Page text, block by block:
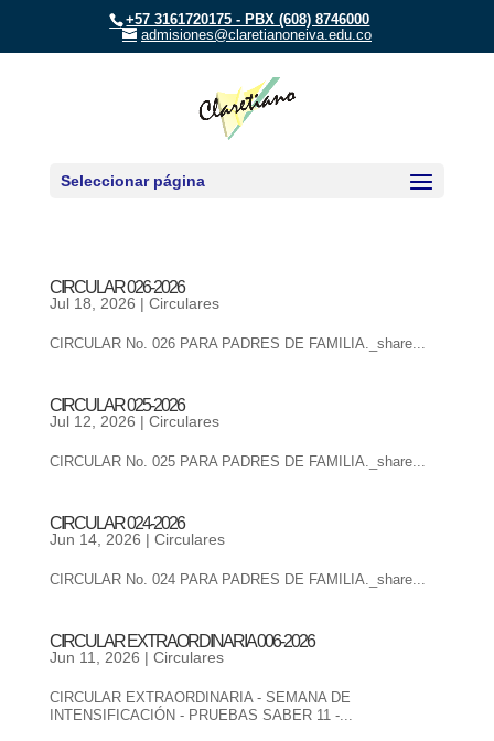
+57 3161720175 - PBX (608) 8746000
admisiones@claretianoneiva.edu.co
Seleccionar página
CIRCULAR 026-2026
Jul 18, 2026 | Circulares
CIRCULAR No. 026 PARA PADRES DE FAMILIA._share...
CIRCULAR 025-2026
Jul 12, 2026 | Circulares
CIRCULAR No. 025 PARA PADRES DE FAMILIA._share...
CIRCULAR 024-2026
Jun 14, 2026 | Circulares
CIRCULAR No. 024 PARA PADRES DE FAMILIA._share...
CIRCULAR EXTRAORDINARIA 006-2026
Jun 11, 2026 | Circulares
CIRCULAR EXTRAORDINARIA - SEMANA DE
INTENSIFICACIÓN - PRUEBAS SABER 11 -...